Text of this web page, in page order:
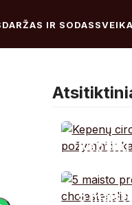
DARŽAS IR SODAS
Kepenų
ir kaip
5